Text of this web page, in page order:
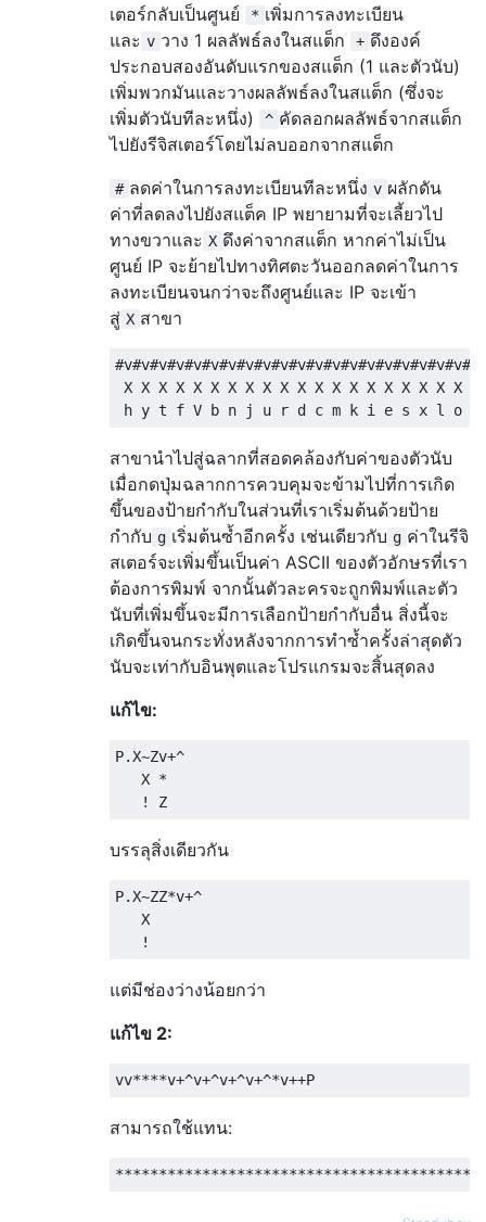
เตอร์กลับเป็นศูนย์
* เพิ่มการลงทะเบียน
และ v วาง 1 ผลลัพธ์ลงในสแต็ก + ดึงองค์
ประกอบสองอันดับแรกของสแต็ก (1 และตัวนับ)
เพิ่มพวกมันและวางผลลัพธ์ลงในสแต็ก (ซึ่งจะ
เพิ่มตัวนับทีละหนึ่ง)
^ คัดลอกผลลัพธ์จากสแต็ก
ไปยังรีจิสเตอร์โดยไม่ลบออกจากสแต็ก
# ลดค่าในการลงทะเบียนทีละหนึ่ง v ผลักดัน
ค่าที่ลดลงไปยังสแต็ค IP พยายามที่จะเลี้ยวไป
ทางขวาและ X ดึงค่าจากสแต็ก หากค่าไม่เป็น
ศูนย์ IP จะย้ายไปทางทิศตะวันออกลดค่าในการ
ลงทะเบียนจนกว่าจะถึงศูนย์และ IP จะเข้า
สู่ X สาขา
X X X X X X X X X X X X X X X X X X X X X
สาขานำไปสู่ฉลากที่สอดคล้องกับค่าของตัวนับ
เมื่อกดปุ่มฉลากการควบคุมจะข้ามไปที่การเกิด
ขึ้นของป้ายกำกับในส่วนที่เราเริ่มต้นด้วยป้าย
กำกับ g เริ่มต้นซ้ำอีกครั้ง เช่นเดียวกับ g ค่าในรีจิ
สเตอร์จะเพิ่มขึ้นเป็นค่า ASCII ของตัวอักษรที่เรา
ต้องการพิมพ์ จากนั้นตัวละครจะถูกพิมพ์และตัว
นับที่เพิ่มขึ้นจะมีการเลือกป้ายกำกับอื่น สิ่งนี้จะ
เกิดขึ้นจนกระทั่งหลังจากการทำซ้ำครั้งล่าสุดตัว
นับจะเท่ากับอินพุตและโปรแกรมจะสิ้นสุดลง
แก้ไข:
P.X~Zv+^
   X *
บรรลุสิ่งเดียวกัน
P.X~ZZ*v+^
   X
แต่มีช่องว่างน้อยกว่า
แก้ไข 2:
สามารถใช้แทน: